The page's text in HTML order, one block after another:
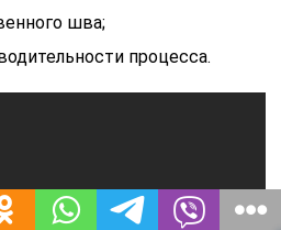
шва;
процесса.